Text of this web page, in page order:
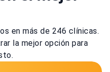
en más de 246 clínicas.
la mejor opción para